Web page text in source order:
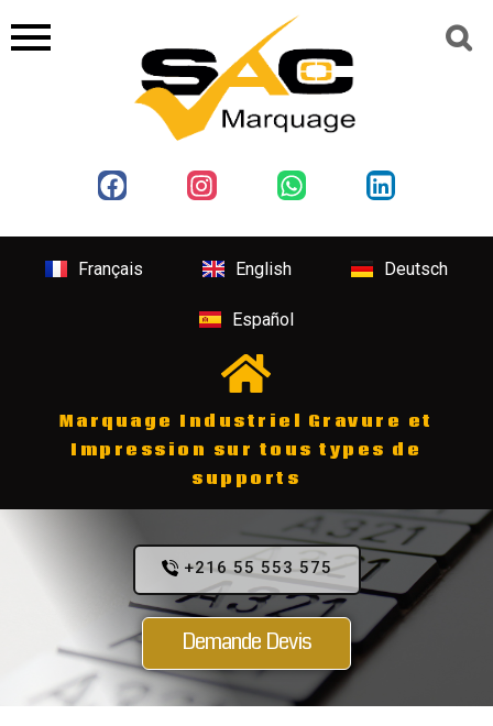
Français English Deutsch
Español
Marquage Industriel Gravure et
Impression sur tous types de
supports
+216 55 553 575
Demande Devis